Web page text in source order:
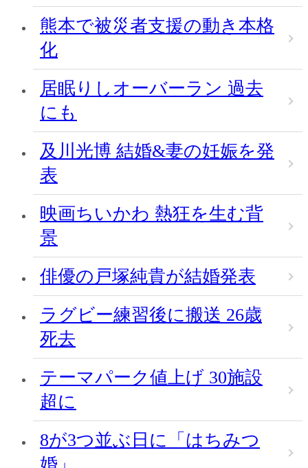
熊本で被災者支援の動き本格
化
居眠りしオーバーラン 過去
にも
及川光博 結婚&妻の妊娠を発
表
映画ちいかわ 熱狂を生む背
景
俳優の戸塚純貴が結婚発表
ラグビー練習後に搬送 26歳
死去
テーマパーク値上げ 30施設
超に
8が3つ並ぶ日に「はちみつ